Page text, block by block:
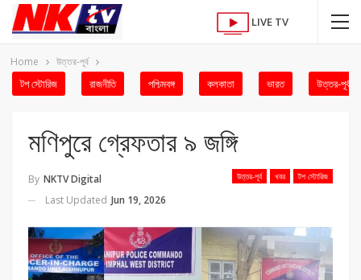
LIVE TV
Home উত্তর-পূর্ব
টপ স্টোরিজ রাজনীতি পশ্চিমবঙ্গ কলকাতা ভারত উত্তর-পূর্ব
মণিপুরে গ্রেফতার ৯ জঙ্গি
উত্তর-পূর্ব খবর টপ স্টোরিজ
By NKTV Digital
Last Updated Jun 19, 2026